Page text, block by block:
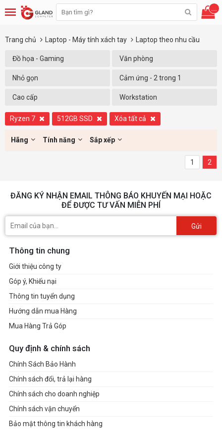
...
Trang chủ Laptop - Máy tính xách tay Laptop theo nhu cầu
Đồ họa - Gaming Văn phòng
Nhỏ gọn Cảm ứng - 2 trong 1
Cao cấp Workstation
Ryzen 7 512GB SSD Xóa tất cả
Hãng Tính năng Sắp xếp
1 2
ĐĂNG KÝ NHẬN EMAIL THÔNG BÁO KHUYẾN MẠI HOẶC
ĐỂ ĐƯỢC TƯ VẤN MIỄN PHÍ
Gửi
Thông tin chung
Giới thiệu công ty
Góp ý, Khiếu nại
Thông tin tuyển dụng
Hướng dẫn mua Hàng
Mua Hàng Trả Góp
Quy định & chính sách
Chính Sách Bảo Hành
Chính sách đổi, trả lại hàng
Chính sách cho doanh nghiệp
Chính sách vận chuyển
Bảo mật thông tin khách hàng